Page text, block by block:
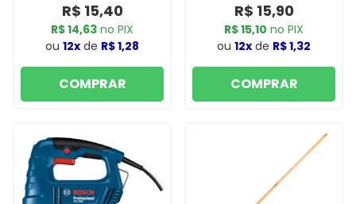
R$ 15,40
R$ 14,63 no PIX
ou 12x de R$ 1,28
COMPRAR
R$ 15,90
R$ 15,10 no PIX
ou 12x de R$ 1,32
COMPRAR